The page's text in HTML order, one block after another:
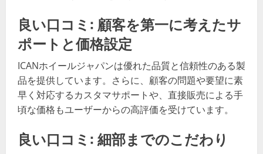
良い口コミ: 顧客を第一に考えたサ
ポートと価格設定
ICANホイールジャパンは優れた品質と信頼性のある製
品を提供しています。さらに、顧客の問題や要望に素
早く対応するカスタマサポートや、直接販売による手
頃な価格もユーザーからの高評価を受けています。
良い口コミ: 細部までのこだわり